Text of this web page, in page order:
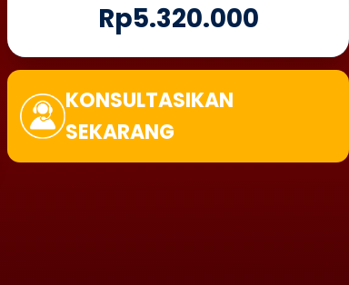
Rp5.320.000
KONSULTASIKAN
SEKARANG